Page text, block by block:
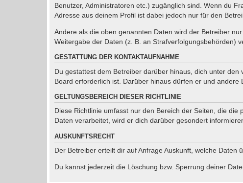
Benutzer, Administratoren etc.) zugänglich sind. Wenn du
Adresse aus deinem Profil ist dabei jedoch nur für den
Andere als die oben genannten Daten wird der Betreiber
Weitergabe der Daten (z. B. an Strafverfolgungsbehörden)
GESTATTUNG DER KONTAKTAUFNAHME
Du gestattest dem Betreiber darüber hinaus, dich unter
Board erforderlich ist. Darüber hinaus dürfen er und
GELTUNGSBEREICH DIESER RICHTLINIE
Diese Richtlinie umfasst nur den Bereich der Seiten, die
Daten verarbeitet, wird er dich darüber gesondert
AUSKUNFTSRECHT
Der Betreiber erteilt dir auf Anfrage Auskunft, welche Daten
Du kannst jederzeit die Löschung bzw. Sperrung deiner